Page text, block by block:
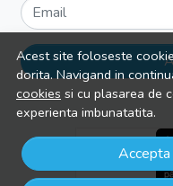
Acest site foloseste
dorita. Navigand in
cookies si cu plasarea de
experienta imbunatatita.
Email